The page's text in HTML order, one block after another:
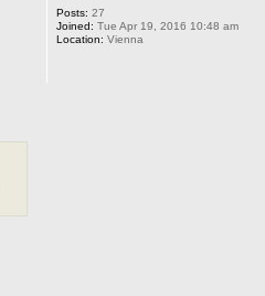
Posts: 27
Joined: Tue Apr 19, 2016 10:48 am
Location: Vienna